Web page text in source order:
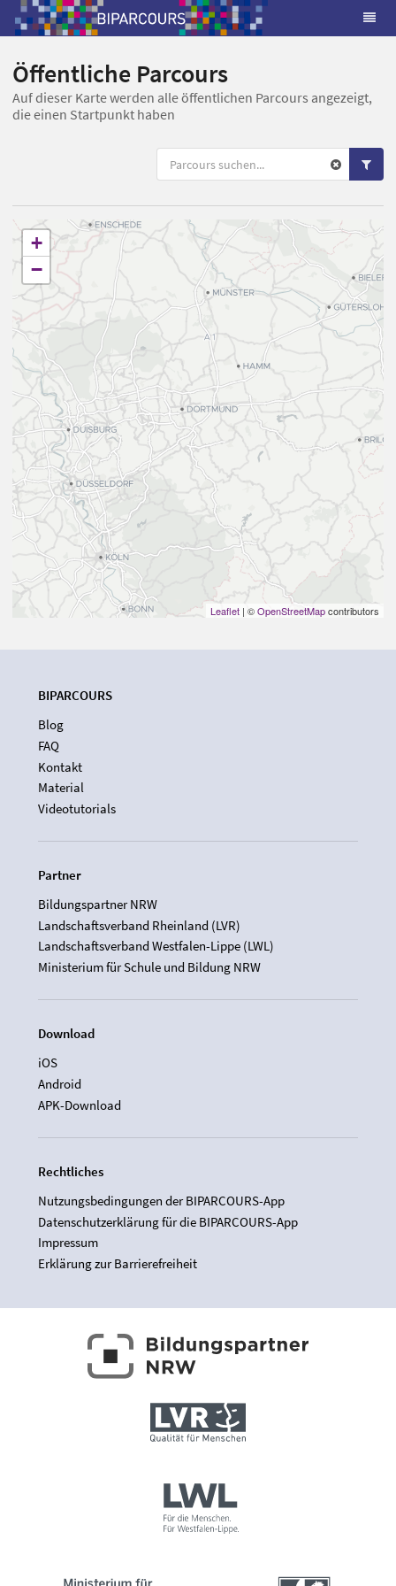
Öffentliche Parcours
Auf dieser Karte werden alle öffentlichen Parcours angezeigt,
die einen Startpunkt haben
+
−
Leaflet | ©OpenStreetMapcontributors
BIPARCOURS
Blog
FAQ
Kontakt
Material
Videotutorials
Partner
Bildungspartner NRW
Landschaftsverband Rheinland (LVR)
Landschaftsverband Westfalen-Lippe (LWL)
Ministerium für Schule und Bildung NRW
Download
iOS
Android
APK-Download
Rechtliches
Nutzungsbedingungen der BIPARCOURS-App
Datenschutzerklärung für die BIPARCOURS-App
Impressum
Erklärung zur Barrierefreiheit